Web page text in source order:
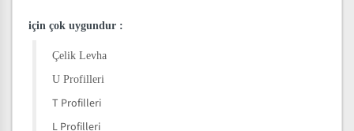
için çok uygundur :
Çelik Levha
U Profilleri
T Profilleri
L Profilleri